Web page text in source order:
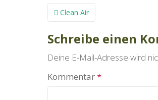
Clean Air
Schreibe einen
Deine E-Mail-Adresse wird
Kommentar*